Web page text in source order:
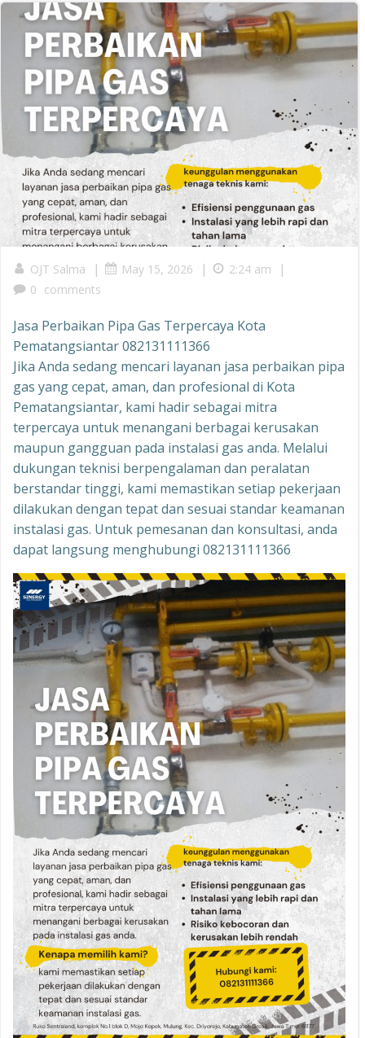
OJT Salma | May 15, 2026 | 2:24 am |
0 comments
Jasa Perbaikan Pipa Gas Terpercaya Kota
Pematangsiantar 082131111366
Jika Anda sedang mencari layanan jasa perbaikan pipa
gas yang cepat, aman, dan profesional di Kota
Pematangsiantar, kami hadir sebagai mitra
terpercaya untuk menangani berbagai kerusakan
maupun gangguan pada instalasi gas anda. Melalui
dukungan teknisi berpengalaman dan peralatan
berstandar tinggi, kami memastikan setiap pekerjaan
dilakukan dengan tepat dan sesuai standar keamanan
instalasi gas. Untuk pemesanan dan konsultasi, anda
dapat langsung menghubungi 082131111366